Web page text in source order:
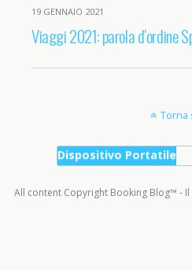
19 GENNAIO 2021
Viaggi 2021: parola d’ordine
Torna
Dispositivo Portatile
All content Copyright Booking Blog™ -